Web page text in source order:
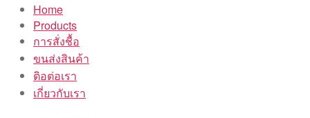
Home
Products
การสั่งชื้อ
ขนส่งสินค้า
ติอต่อเรา
เกี่ยวกับเรา